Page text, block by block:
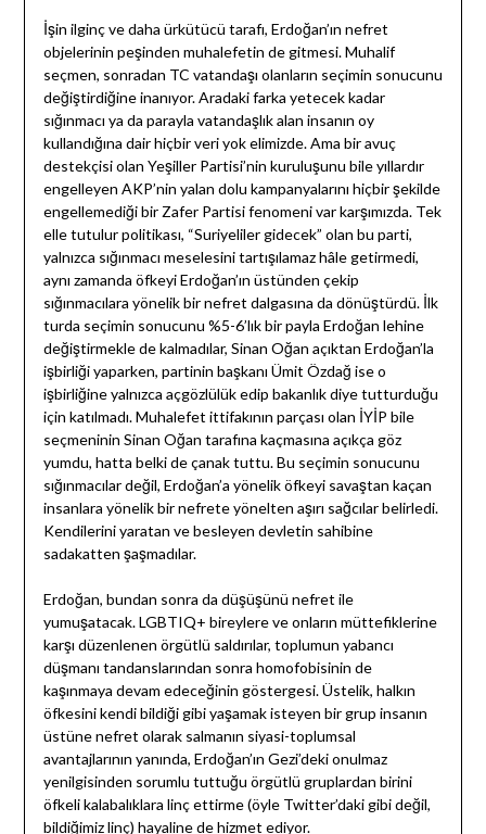
İşin ilginç ve daha ürkütücü tarafı, Erdoğan’ın nefret
objelerinin peşinden muhalefetin de gitmesi. Muhalif
seçmen, sonradan TC vatandaşı olanların seçimin sonucunu
değiştirdiğine inanıyor. Aradaki farka yetecek kadar
sığınmacı ya da parayla vatandaşlık alan insanın oy
kullandığına dair hiçbir veri yok elimizde. Ama bir avuç
destekçisi olan Yeşiller Partisi’nin kuruluşunu bile yıllardır
engelleyen AKP’nin yalan dolu kampanyalarını hiçbir şekilde
engellemediği bir Zafer Partisi fenomeni var karşımızda. Tek
elle tutulur politikası, “Suriyeliler gidecek” olan bu parti,
yalnızca sığınmacı meselesini tartışılamaz hâle getirmedi,
aynı zamanda öfkeyi Erdoğan’ın üstünden çekip
sığınmacılara yönelik bir nefret dalgasına da dönüştürdü. İlk
turda seçimin sonucunu %5-6’lık bir payla Erdoğan lehine
değiştirmekle de kalmadılar, Sinan Oğan açıktan Erdoğan’la
işbirliği yaparken, partinin başkanı Ümit Özdağ ise o
işbirliğine yalnızca açgözlülük edip bakanlık diye tutturduğu
için katılmadı. Muhalefet ittifakının parçası olan İYİP bile
seçmeninin Sinan Oğan tarafına kaçmasına açıkça göz
yumdu, hatta belki de çanak tuttu. Bu seçimin sonucunu
sığınmacılar değil, Erdoğan’a yönelik öfkeyi savaştan kaçan
insanlara yönelik bir nefrete yönelten aşırı sağcılar belirledi.
Kendilerini yaratan ve besleyen devletin sahibine
sadakatten şaşmadılar.
Erdoğan, bundan sonra da düşüşünü nefret ile
yumuşatacak. LGBTIQ+ bireylere ve onların müttefiklerine
karşı düzenlenen örgütlü saldırılar, toplumun yabancı
düşmanı tandanslarından sonra homofobisinin de
kaşınmaya devam edeceğinin göstergesi. Üstelik, halkın
öfkesini kendi bildiği gibi yaşamak isteyen bir grup insanın
üstüne nefret olarak salmanın siyasi-toplumsal
avantajlarının yanında, Erdoğan’ın Gezi’deki onulmaz
yenilgisinden sorumlu tuttuğu örgütlü gruplardan birini
öfkeli kalabalıklara linç ettirme (öyle Twitter’daki gibi değil,
bildiğimiz linç) hayaline de hizmet ediyor.